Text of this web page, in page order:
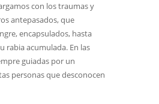
con los traumas y
antepasados, que
encapsulados, hasta
rabia acumulada. En las
guiadas por un
personas que desconocen